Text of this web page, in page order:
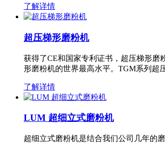
了解详情
超压梯形磨粉机
获得了CE和国家专利证书，超压梯形
形磨粉机的世界最高水平。TGM系列超
了解详情
LUM 超细立式磨粉机
超细立式磨粉机是结合我们公司几年的